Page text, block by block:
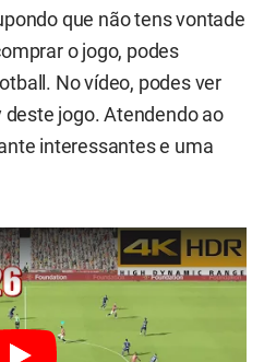
que não tens vontade
o jogo, podes
No vídeo, podes ver
jogo. Atendendo ao
interessantes e uma